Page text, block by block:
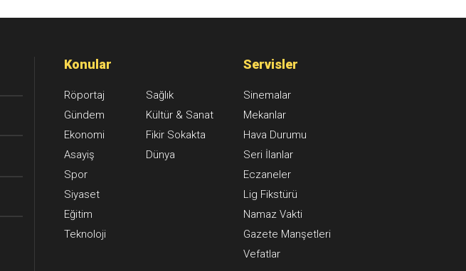
Konular
Röportaj
Gündem
Ekonomi
Asayiş
Spor
Siyaset
Eğitim
Teknoloji
Sağlık
Kültür & Sanat
Fikir Sokakta
Dünya
Servisler
Sinemalar
Mekanlar
Hava Durumu
Seri İlanlar
Eczaneler
Lig Fikstürü
Namaz Vakti
Gazete Manşetleri
Vefatlar